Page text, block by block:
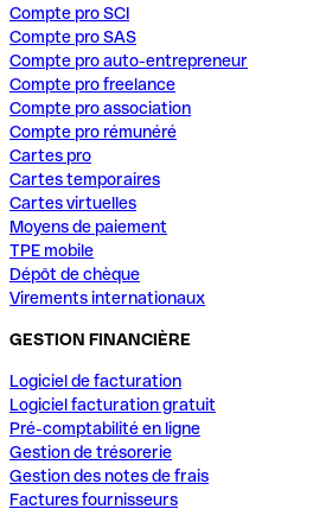
Compte pro SCI
Compte pro SAS
Compte pro auto-entrepreneur
Compte pro freelance
Compte pro association
Compte pro rémunéré
Cartes pro
Cartes temporaires
Cartes virtuelles
Moyens de paiement
TPE mobile
Dépôt de chèque
Virements internationaux
GESTION FINANCIÈRE
Logiciel de facturation
Logiciel facturation gratuit
Pré-comptabilité en ligne
Gestion de trésorerie
Gestion des notes de frais
Factures fournisseurs